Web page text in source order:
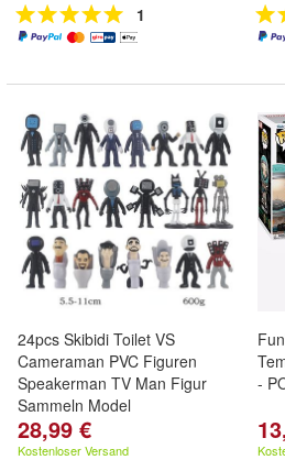
1
24pcs Skibidi Toilet VS
Cameraman PVC Figuren
Speakerman TV Man Figur
Sammeln Model
28,99 €
Kostenloser Versand
-